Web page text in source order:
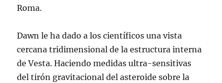
Roma.
Dawn le ha dado a los científicos una vista
cercana tridimensional de la estructura interna
de Vesta. Haciendo medidas ultra-sensitivas
del tirón gravitacional del asteroide sobre la